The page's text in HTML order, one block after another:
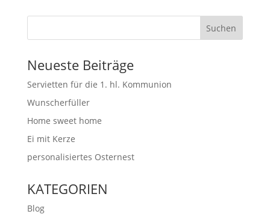
Suchen
Neueste Beiträge
Servietten für die 1. hl. Kommunion
Wunscherfüller
Home sweet home
Ei mit Kerze
personalisiertes Osternest
KATEGORIEN
Blog